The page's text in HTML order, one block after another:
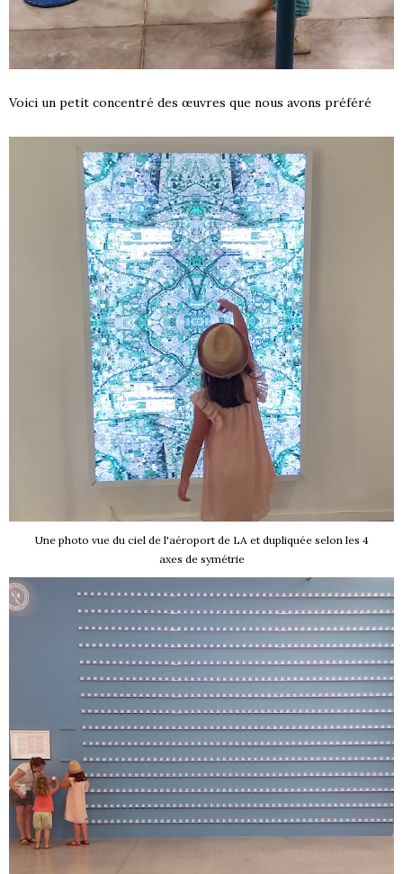
Voici un petit concentré des œuvres que nous avons préféré
Une photo vue du ciel de l'aéroport de LA et dupliquée selon les 4
axes de symétrie